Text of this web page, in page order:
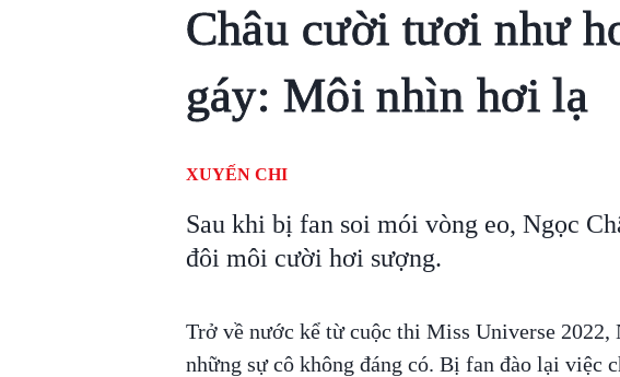
Châu cười tươi như
gáy: Môi nhìn hơi lạ
XUYẾN CHI
Sau khi bị fan soi mói vòng eo, Ngọc
đôi môi cười hơi sượng.
Trở về nước kể từ cuộc thi Miss Universe 2022,
những sự cô không đáng có. Bị fan đào lại việc